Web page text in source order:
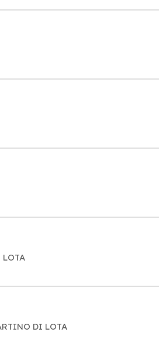
DI LOTA